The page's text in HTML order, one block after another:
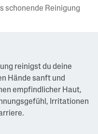
schonende Reinigung
reinigst du deine
Hände sanft und
empfindlicher Haut,
Irritationen